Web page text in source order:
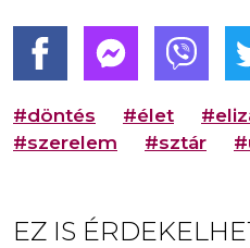
#döntés #élet
#szerelem
#sztár
EZ IS